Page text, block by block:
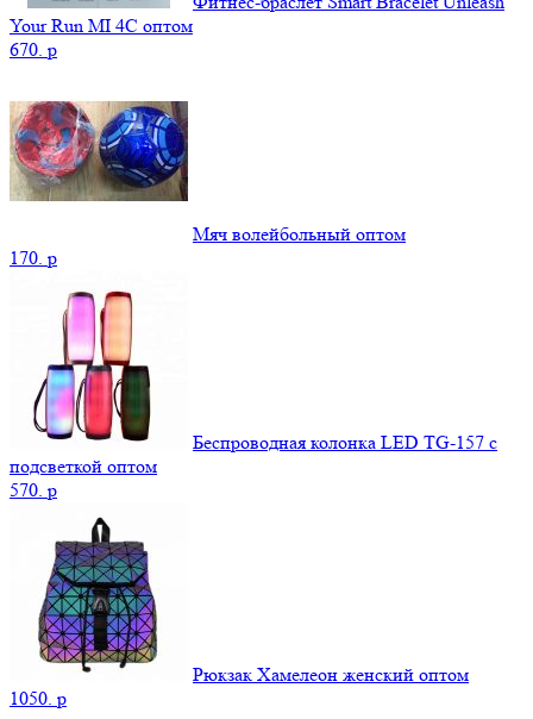
Your Run MI 4C оптом
670. p
Мяч волейбольный оптом
170. p
Беспроводная колонка LED TG-157 с
подсветкой оптом
570. p
Рюкзак Хамелеон женский оптом
1050. p